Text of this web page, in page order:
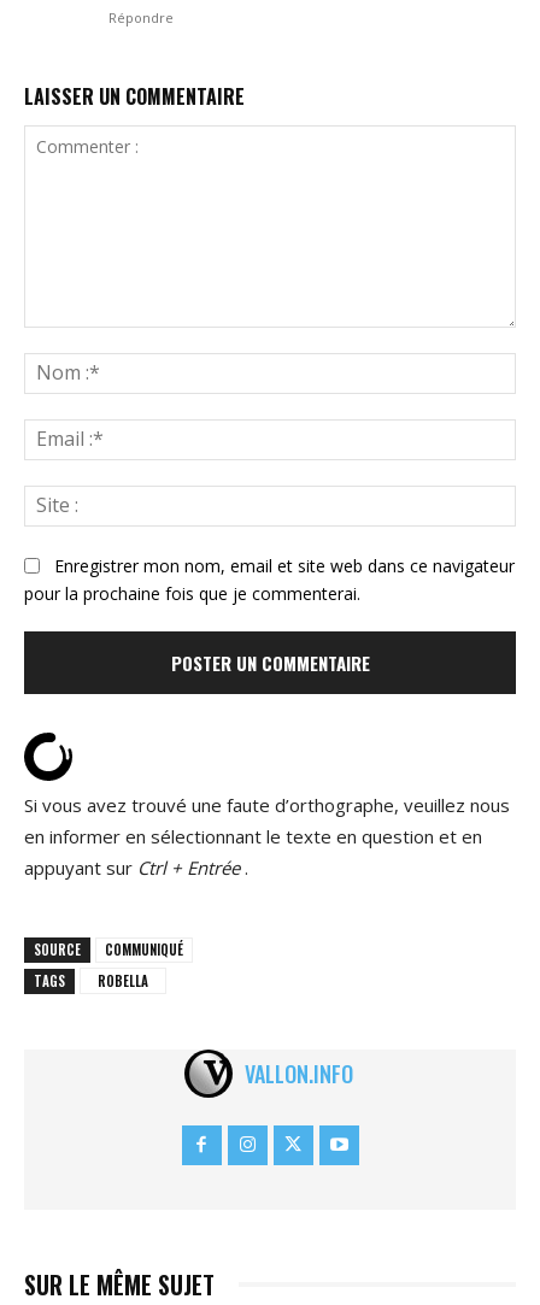
Répondre
LAISSER UN COMMENTAIRE
:*
:*
:
Enregistrer mon nom, email et site web dans ce navigateur
pour la prochaine fois que je commenterai.
Si vous avez trouvé une faute d’orthographe, veuillez nous
en informer en sélectionnant le texte en question et en
appuyant sur Ctrl + Entrée.
SOURCE
COMMUNIQUÉ
TAGS
ROBELLA
VALLON.INFO
SUR LE MÊME SUJET